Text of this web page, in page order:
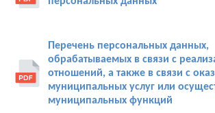
Перечень персональных данных,
обрабатываемых в связи с
отношений, а также в связи с
муниципальных услуг или
муниципальных функций